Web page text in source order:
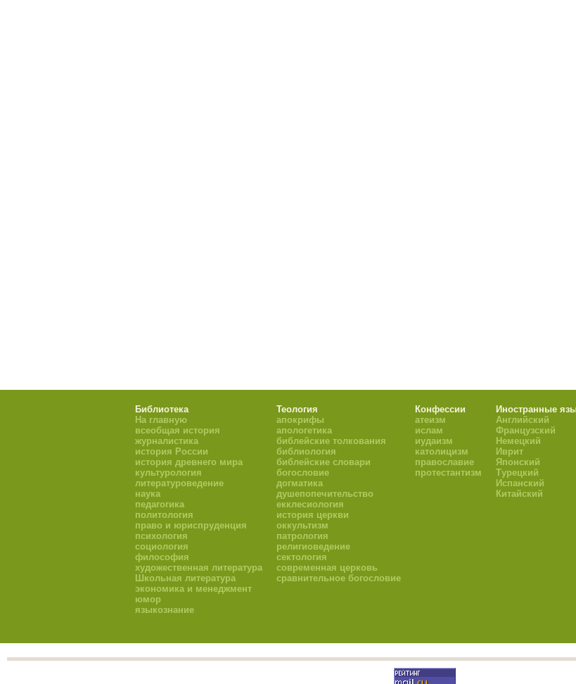
Библиотека
На главную
всеобщая история
журналистика
история России
история древнего мира
культурология
литературоведение
наука
педагогика
политология
право и юриспруденция
психология
социология
философия
художественная литература
Школьная литература
экономика и менеджмент
юмор
языкознание
Теология
апокрифы
апологетика
библейские толкования
библиология
библейские словари
богословие
догматика
душепопечительство
екклесиология
история церкви
оккультизм
патрология
религиоведение
сектология
современная церковь
сравнительное богословие
Конфессии
атеизм
ислам
иудаизм
католицизм
православие
протестантизм
Иностранные
Английский
Французский
Немецкий
Иврит
Японский
Турецкий
Испанский
Китайский